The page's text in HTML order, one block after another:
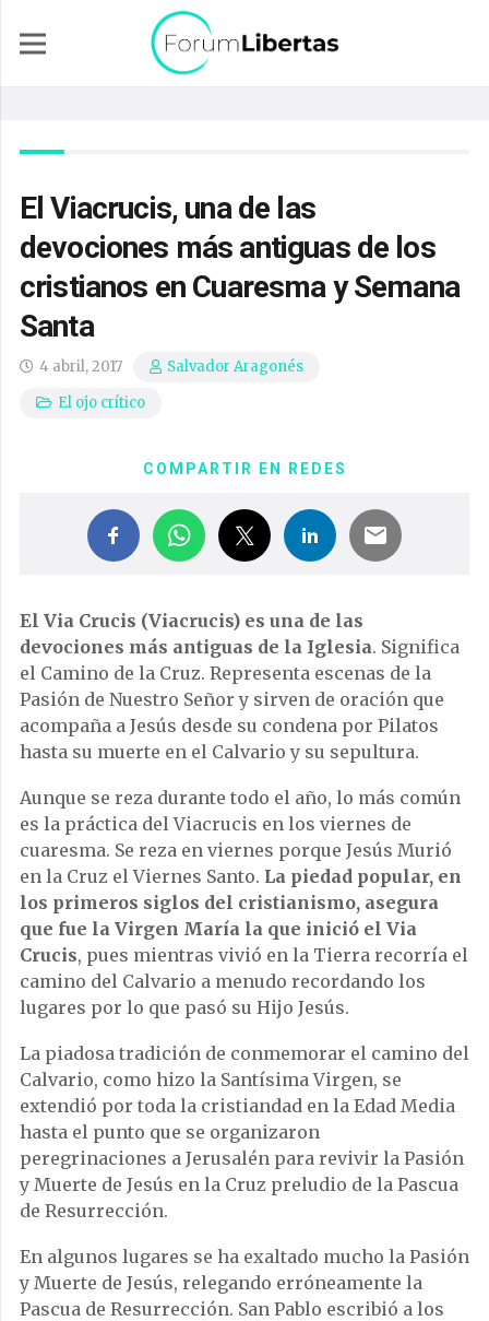
El Viacrucis, una de las
devociones más antiguas de los
cristianos en Cuaresma y Semana
Santa
4 abril, 2017
Salvador Aragonés
El ojo crítico
COMPARTIR EN REDES
El Via Crucis (Viacrucis) es una de las
devociones más antiguas de la Iglesia. Significa
el Camino de la Cruz. Representa escenas de la
Pasión de Nuestro Señor y sirven de oración que
acompaña a Jesús desde su condena por Pilatos
hasta su muerte en el Calvario y su sepultura.
Aunque se reza durante todo el año, lo más común
es la práctica del Viacrucis en los viernes de
cuaresma. Se reza en viernes porque Jesús Murió
en la Cruz el Viernes Santo. La piedad popular, en
los primeros siglos del cristianismo, asegura
que fue la Virgen María la que inició el Via
Crucis, pues mientras vivió en la Tierra recorría el
camino del Calvario a menudo recordando los
lugares por lo que pasó su Hijo Jesús.
La piadosa tradición de conmemorar el camino del
Calvario, como hizo la Santísima Virgen, se
extendió por toda la cristiandad en la Edad Media
hasta el punto que se organizaron
peregrinaciones a Jerusalén para revivir la Pasión
y Muerte de Jesús en la Cruz preludio de la Pascua
de Resurrección.
En algunos lugares se ha exaltado mucho la Pasión
y Muerte de Jesús, relegando erróneamente la
Pascua de Resurrección. San Pablo escribió a los